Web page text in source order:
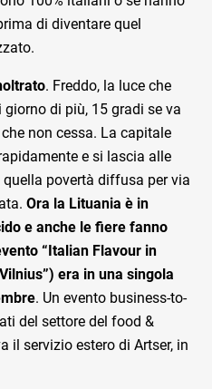
di diventare quel
. Freddo, la luce che
di più, 15 gradi se va
non cessa. La capitale
e si lascia alle
povertà diffusa per via
Ora la Lituania è in
e anche le fiere fanno
“Italian Flavour in
era in una singola
. Un evento business-to-
del settore del food &
il servizio estero di Artser, in